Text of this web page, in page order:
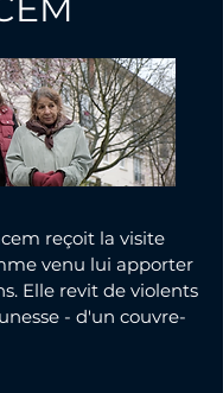
reçoit la visite
venu lui apporter
Elle revit de violents
- d'un couvre-